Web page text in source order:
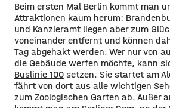
Beim ersten Mal Berlin kommt man
Attraktionen kaum herum:
und Kanzleramt liegen aber zum
voneinander entfernt und können
Tag abgehakt werden. Wer nur von
die Gebäude werfen möchte, kann
Buslinie 100 setzen. Sie startet am
fährt von dort aus alle wichtigen
zum Zoologischen Garten ab. Außer